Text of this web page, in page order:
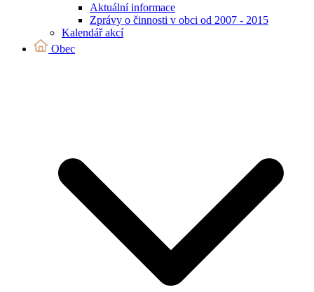
Aktuální informace
Zprávy o činnosti v obci od 2007 - 2015
Kalendář akcí
Obec